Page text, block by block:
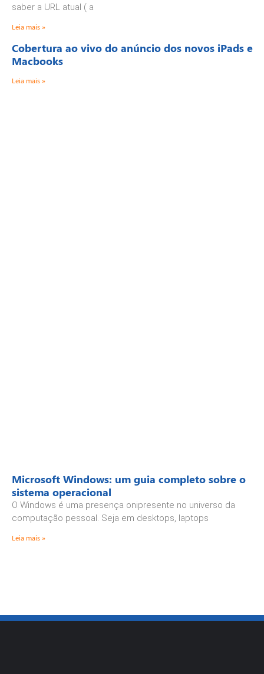
saber a URL atual ( a
Leia mais »
Cobertura ao vivo do anúncio dos novos iPads e
Macbooks
Leia mais »
Microsoft Windows: um guia completo sobre o
sistema operacional
O Windows é uma presença onipresente no universo da
computação pessoal. Seja em desktops, laptops
Leia mais »